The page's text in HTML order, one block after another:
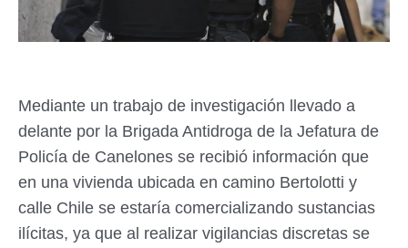
Mediante un trabajo de investigación llevado a
delante por la Brigada Antidroga de la Jefatura de
Policía de Canelones se recibió información que
en una vivienda ubicada en camino Bertolotti y
calle Chile se estaría comercializando sustancias
ilícitas, ya que al realizar vigilancias discretas se